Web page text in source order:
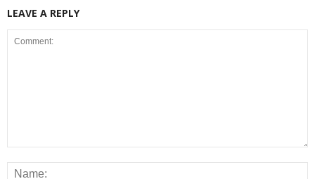
LEAVE A REPLY